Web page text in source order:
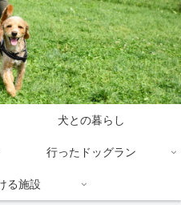
犬との暮らし
行ったドッグラン
る施設